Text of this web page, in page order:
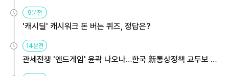
9분전
'캐시딜' 캐시워크 돈 버는 퀴즈, 정답은?
14분전
관세전쟁 '엔드게임' 윤곽 나오나…한국 新통상정책 교두보 활
용해야